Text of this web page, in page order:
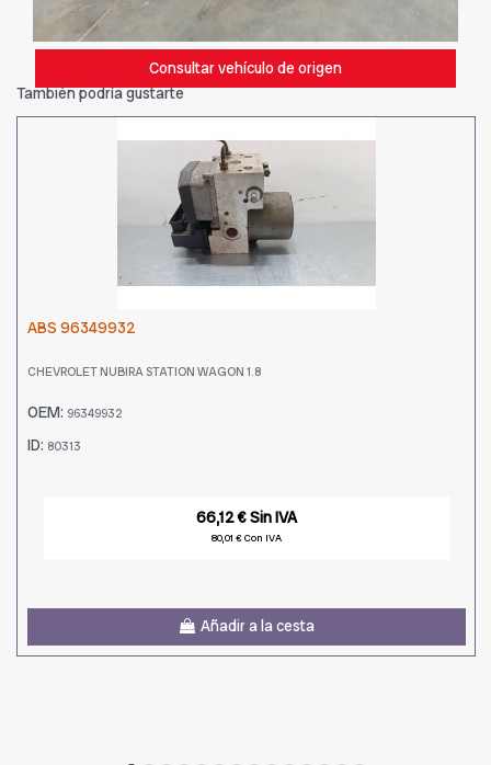
Consultar vehículo de origen
También podría gustarte
ABS 96349932
CHEVROLET NUBIRA STATION WAGON 1.8
OEM: 96349932
ID: 80313
66,12 € Sin IVA
80,01 € Con IVA
Añadir a la cesta